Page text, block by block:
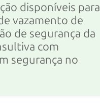
disponíveis para
vazamento de
de segurança da
com
segurança no